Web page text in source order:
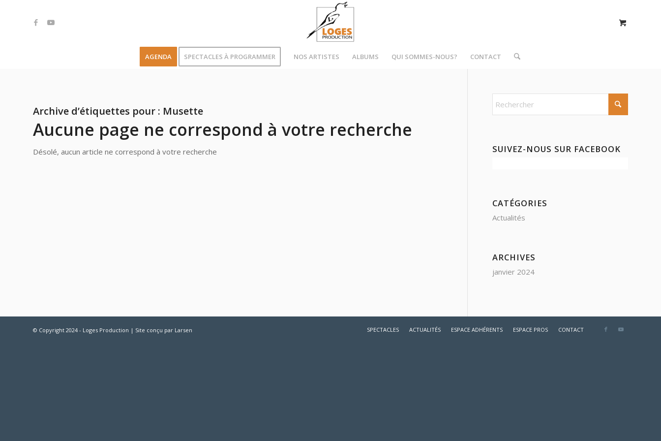
AGENDA SPECTACLES À PROGRAMMER NOS ARTISTES ALBUMS QUI SOMMES-NOUS? CONTACT
Archive d’étiquettes pour : Musette
Aucune page ne correspond à votre recherche
Désolé, aucun article ne correspond à votre recherche SUIVEZ-NOUS SUR FACEBOOK
CATÉGORIES
Actualités
ARCHIVES
janvier 2024
© Copyright 2024 - Loges Production | Site conçu par Larsen SPECTACLES ACTUALITÉS ESPACE ADHÉRENTS ESPACE PROS CONTACT